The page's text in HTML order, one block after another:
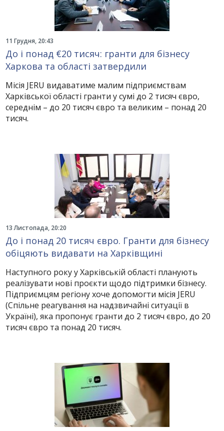
11 Грудня, 20:43
До і понад €20 тисяч: гранти для бізнесу
Харкова та області затвердили
Місія JERU видаватиме малим підприємствам
Харківської області гранти у сумі до 2 тисяч євро,
середнім – до 20 тисяч євро та великим – понад 20
тисяч.
13 Листопада, 20:20
До і понад 20 тисяч євро. Гранти для бізнесу
обіцяють видавати на Харківщині
Наступного року у Харківській області планують
реалізувати нові проєкти щодо підтримки бізнесу.
Підприємцям регіону хоче допомогти місія JERU
(Спільне реагування на надзвичайні ситуації в
Україні), яка пропонує гранти до 2 тисяч євро, до 20
тисяч євро та понад 20 тисяч.